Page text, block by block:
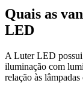
Quais as
LED
A Luter LED
iluminação com
relação às